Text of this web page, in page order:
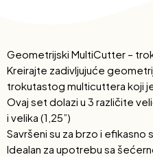
Geometrijski MultiCutter –
Kreirajte zadivljujuće
trokutastog multicuttera koji
Ovaj set dolazi u 3 različite
i velika (1,25”)
Savršeni su za brzo i efikasno
Idealan za upotrebu sa